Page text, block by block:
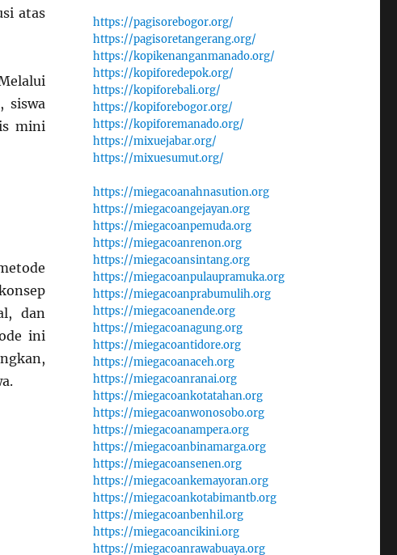
atas
siswa
mini
dan
ini
https://pagisorebogor.org/
https://pagisoretangerang.org/
https://kopikenanganmanado.org/
https://kopiforedepok.org/
https://kopiforebali.org/
https://kopiforebogor.org/
https://kopiforemanado.org/
https://mixuejabar.org/
https://mixuesumut.org/
https://miegacoanahnasution.org
https://miegacoangejayan.org
https://miegacoanpemuda.org
https://miegacoanrenon.org
https://miegacoansintang.org
https://miegacoanpulaupramuka.org
https://miegacoanprabumulih.org
https://miegacoanende.org
https://miegacoanagung.org
https://miegacoantidore.org
https://miegacoanaceh.org
https://miegacoanranai.org
https://miegacoankotatahan.org
https://miegacoanwonosobo.org
https://miegacoanampera.org
https://miegacoanbinamarga.org
https://miegacoansenen.org
https://miegacoankemayoran.org
https://miegacoankotabimantb.org
https://miegacoanbenhil.org
https://miegacoancikini.org
https://miegacoanrawabuaya.org